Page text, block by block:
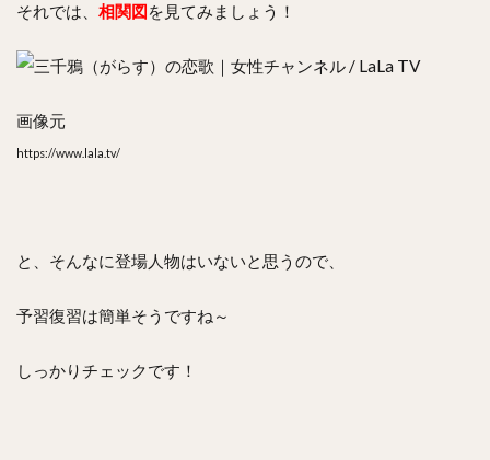
それでは、 相関図を見てみましょう！
画像元
https://www.lala.tv/
と、そんなに登場人物はいないと思うので、
予習復習は簡単そうですね～
しっかりチェックです！